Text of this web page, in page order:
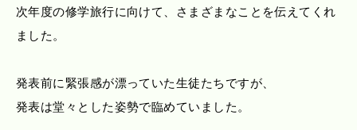
次年度の修学旅行に向けて、さまざまなことを伝えてくれ
ました。
発表前に緊張感が漂っていた生徒たちですが、
発表は堂々とした姿勢で臨めていました。